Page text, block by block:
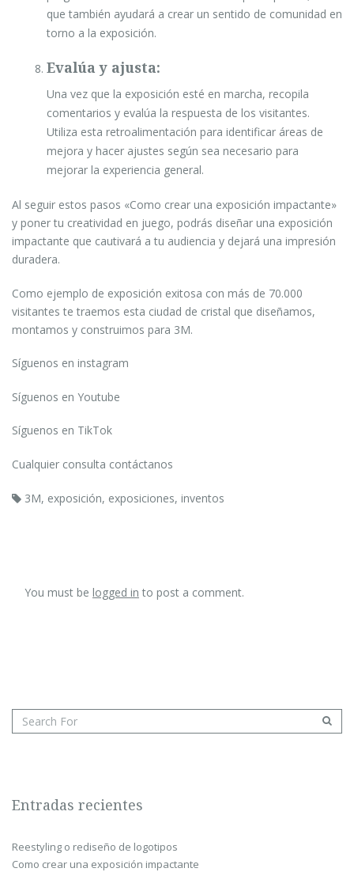
que también ayudará a crear un sentido de comunidad en
torno a la exposición.
Evalúa y ajusta:
Una vez que la exposición esté en marcha, recopila
comentarios y evalúa la respuesta de los visitantes.
Utiliza esta retroalimentación para identificar áreas de
mejora y hacer ajustes según sea necesario para
mejorar la experiencia general.
Al seguir estos pasos «Como crear una exposición impactante»
y poner tu creatividad en juego, podrás diseñar una exposición
impactante que cautivará a tu audiencia y dejará una impresión
duradera.
Como ejemplo de exposición exitosa con más de 70.000
visitantes te traemos esta ciudad de cristal que diseñamos,
montamos y construimos para 3M.
Síguenos en instagram
Síguenos en Youtube
Síguenos en TikTok
Cualquier consulta contáctanos
3M, exposición, exposiciones, inventos
You must be logged in to post a comment.
Entradas recientes
Reestyling o rediseño de logotipos
Como crear una exposición impactante